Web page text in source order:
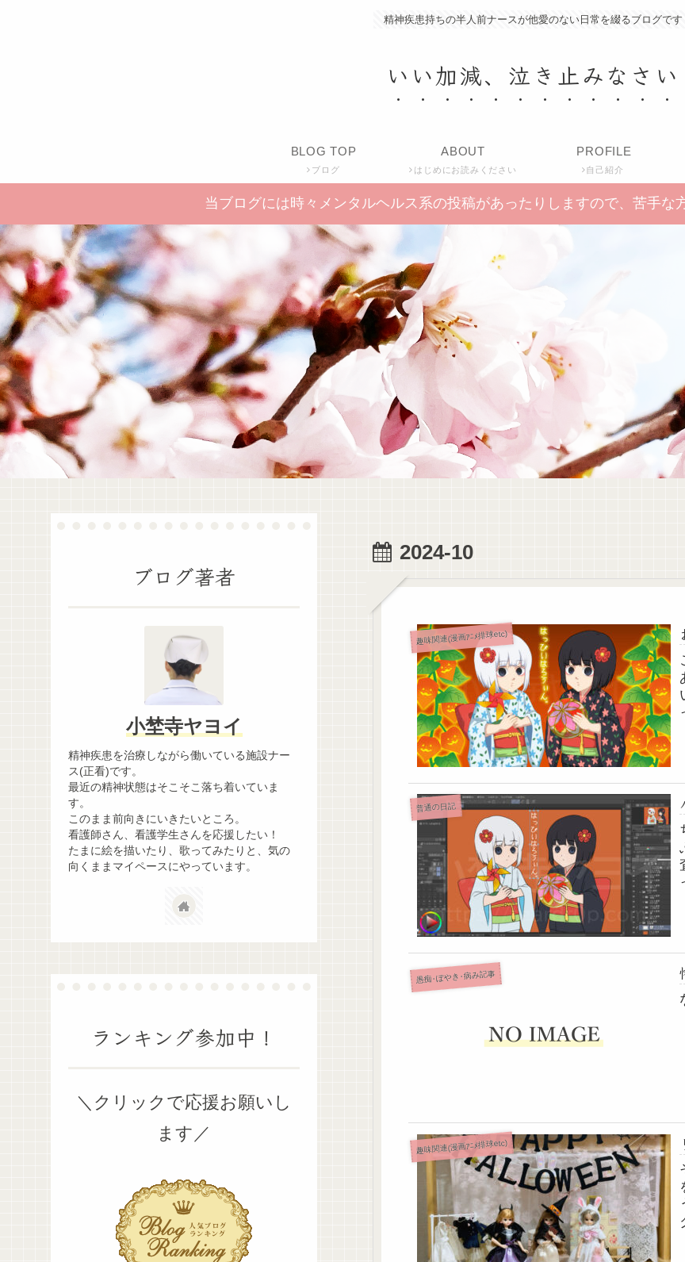
精神疾患持ちの半人前ナースが他愛のない日常を綴るブログです
いい加減、泣き止みなさい
BLOG TOP
ブログ
ABOUT
はじめにお読みください
PROFILE
自己紹介
当ブログには時々メンタルヘルス系の投稿があったりしますので、苦手な
2024-10
趣味関連(漫画ｱﾆﾒ排球etc)
普通の日記
愚痴･ぼやき･病み記事
趣味関連(漫画ｱﾆﾒ排球etc)
ブログ著者
小埜寺ヤヨイ
精神疾患を治療しながら働いている施設ナー
ス(正看)です。
最近の精神状態はそこそこ落ち着いていま
す。
このまま前向きにいきたいところ。
看護師さん、看護学生さんを応援したい！
たまに絵を描いたり、歌ってみたりと、気の
向くままマイペースにやっています。
ランキング参加中！
＼クリックで応援お願いし
ます／